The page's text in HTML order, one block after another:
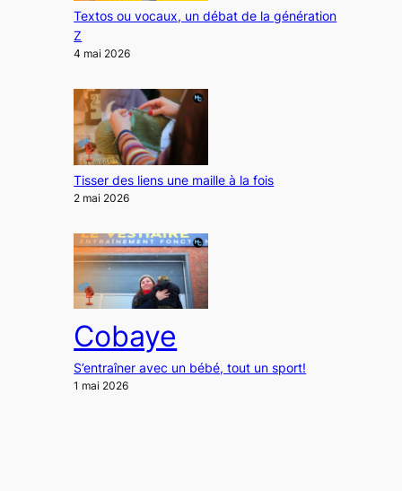
Textos ou vocaux, un débat de la génération
Z
4 mai 2026
Tisser des liens une maille à la fois
2 mai 2026
Cobaye
S’entraîner avec un bébé, tout un sport!
1 mai 2026